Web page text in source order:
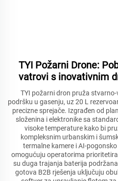
TYI Požarni Drone:
vatrovi s inovativnim
TYI požarni dron pruža
podršku u gasenju, uz 20 L
precizne sprejače. Izgrađen od
složenina i elektronike sa
visoke temperature kako bi
kompleksnim urbanskim i
termalne kamere i AI-
omogućuju operatorima
su duga trajanja baterija
gotova B2B rješenja uključuju